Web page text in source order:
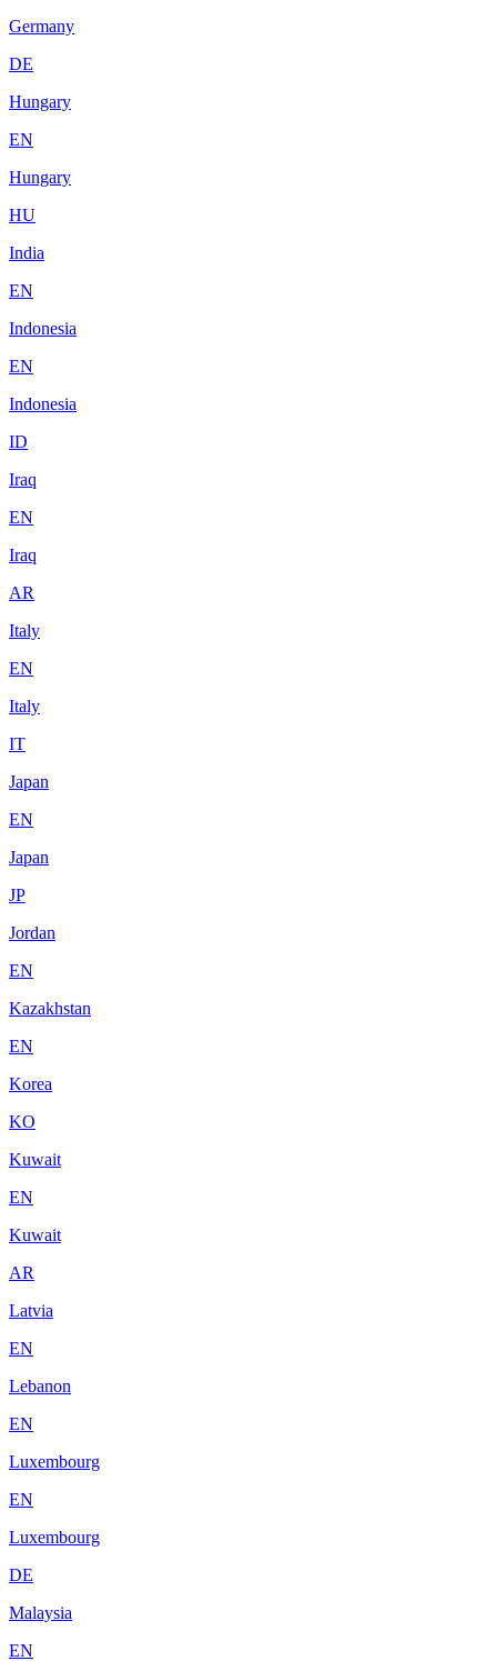
Germany
DE
Hungary
EN
Hungary
HU
India
EN
Indonesia
EN
Indonesia
ID
Iraq
EN
Iraq
AR
Italy
EN
Italy
IT
Japan
EN
Japan
JP
Jordan
EN
Kazakhstan
EN
Korea
KO
Kuwait
EN
Kuwait
AR
Latvia
EN
Lebanon
EN
Luxembourg
EN
Luxembourg
DE
Malaysia
EN